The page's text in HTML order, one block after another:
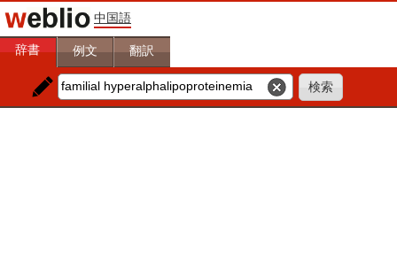
中国語
辞書 例文 翻訳